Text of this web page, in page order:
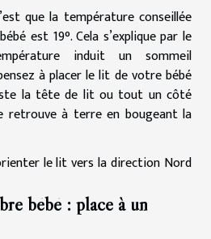
que la température conseillée
est 19°. Cela s’explique par le
induit un sommeil
à placer le lit de votre bébé
la tête de lit ou tout un côté
retrouve à terre en bougeant la
le lit vers la direction Nord
bébé : place à un